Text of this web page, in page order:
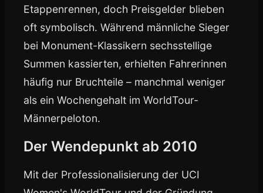
Etappenrennen, doch Preisgelder blieben
oft symbolisch. Während männliche Sieger
bei Monument-Klassikern sechsstellige
Summen kassierten, erhielten Fahrerinnen
häufig nur Bruchteile – manchmal weniger
als ein Wochengehalt im WorldTour-
Männerpeloton.
Der Wendepunkt ab 2010
Mit der Professionalisierung der UCI